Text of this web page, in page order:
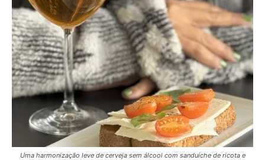
Uma harmonização leve de cerveja sem álcool com sanduíche de ricota e